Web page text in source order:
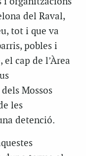
del Raval,
tot i que va
pobles i
cap de l’Àrea
Mossos
les
detenció.